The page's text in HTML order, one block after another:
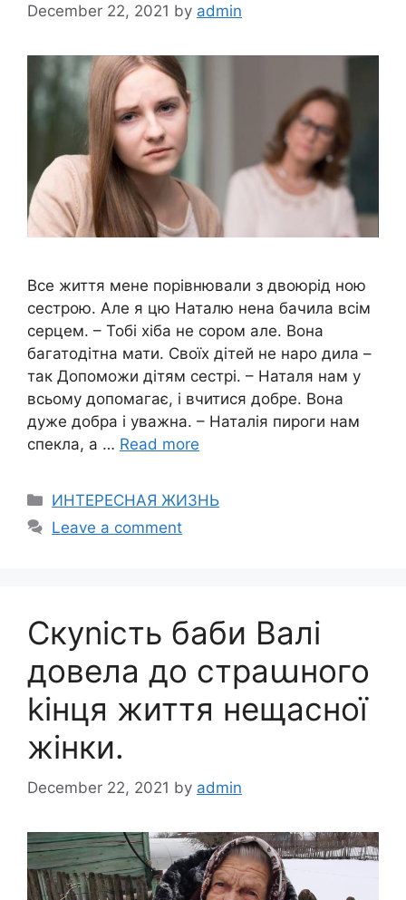
December 22, 2021 by admin
Все життя мене порівнювали з двоюрід ною
сестрою. Але я цю Наталю нена бачила всім
серцем. – Тобі хіба не сором але. Вона
багатодітна мати. Своїх дітей не наро дила –
так Допоможи дітям сестрі. – Наталя нам у
всьому допомагає, і вчитися добре. Вона
дуже добра і уважна. – Наталія пироги нам
спекла, а … Read more
Categories
ИНТЕРЕСНАЯ ЖИЗНЬ
Leave a comment
Скуnість баби Валі
довела до страաного
kінця життя нещасної
жінки.
December 22, 2021 by admin